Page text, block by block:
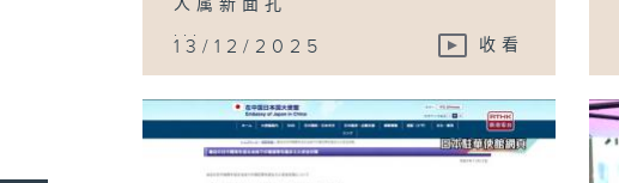
人属新面孔
...
13/12/2025 收看